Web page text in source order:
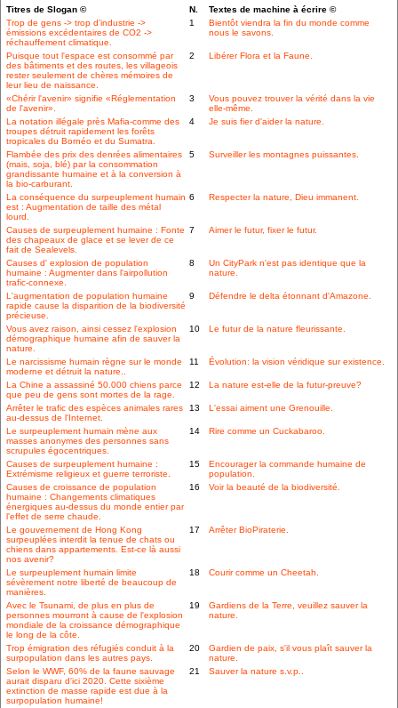
Titres de Slogan © N.
Textes de machine à écrire ©
Trop de gens -> trop d'industrie ->
émissions excédentaires de CO2 ->
réchauffement climatique.
1
Bientôt viendra la fin du monde comme
nous le savons.
Puisque tout l'espace est consommé par
des bâtiments et des routes, les villageois
rester seulement de chères mémoires de
leur lieu de naissance.
2 Libérer Flora et la Faune.
«Chérir l'avenir» signifie «Réglementation
de l'avenir».
3
Vous pouvez trouver la vérité dans la vie
elle-même.
La notation illégale près Mafia-comme des
troupes détruit rapidement les forêts
tropicales du Bornéo et du Sumatra.
4 Je suis fier d'aider la nature.
Flambée des prix des denrées alimentaires
(mais, soja, blé) par la consommation
grandissante humaine et à la conversion à
la bio-carburant.
5 Surveiller les montagnes puissantes.
La conséquence du surpeuplement humain
est : Augmentation de taille des métal
lourd.
6 Respecter la nature, Dieu immanent.
Causes de surpeuplement humaine : Fonte
des chapeaux de glace et se lever de ce
fait de Sealevels.
7 Aimer le futur, fixer le futur.
Causes d' explosion de population
humaine : Augmenter dans l'airpollution
trafic-connexe.
8
Un CityPark n'est pas identique que la
nature.
L'augmentation de population humaine
rapide cause la disparition de la biodiversité
précieuse.
9 Défendre le delta étonnant d'Amazone.
Vous avez raison, ainsi cessez l'explosion
démographique humaine afin de sauver la
nature.
10 Le futur de la nature fleurissante.
Le narcissisme humain règne sur le monde
moderne et détruit la nature..
11 Évolution: la vision véridique sur existence.
La Chine a assassiné 50.000 chiens parce
que peu de gens sont mortes de la rage.
12 La nature est-elle de la futur-preuve?
Arrêter le trafic des espèces animales rares
au-dessus de l'Internet.
13 L'essai aiment une Grenouille.
Le surpeuplement humain mène aux
masses anonymes des personnes sans
scrupules égocentriques.
14 Rire comme un Cuckabaroo.
Causes de surpeuplement humaine :
Extrémisme religieux et guerre terroriste.
15
Encourager la commande humaine de
population.
Causes de croissance de population
humaine : Changements climatiques
énergiques au-dessus du monde entier par
l'effet de serre chaude.
16 Voir la beauté de la biodiversité.
Le gouvernement de Hong Kong
surpeuplées interdit la tenue de chats ou
chiens dans appartements. Est-ce là aussi
nos avenir?
17 Arrêter BioPiraterie.
Le surpeuplement humain limite
sévèrement notre liberté de beaucoup de
manières.
18 Courir comme un Cheetah.
Avec le Tsunami, de plus en plus de
personnes mourront à cause de l'explosion
mondiale de la croissance démographique
le long de la côte.
19
Gardiens de la Terre, veuillez sauver la
nature.
Trop émigration des réfugiés conduit à la
surpopulation dans les autres pays.
20
Gardien de paix, s'il vous plaît sauver la
nature.
Selon le WWF, 60% de la faune sauvage
aurait disparu d'ici 2020. Cette sixième
extinction de masse rapide est due à la
surpopulation humaine!
21 Sauver la nature s.v.p..